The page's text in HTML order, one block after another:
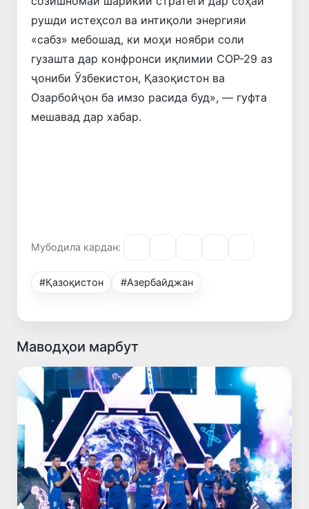
рушди истеҳсол ва интиқоли энергияи
«сабз» мебошад, ки моҳи ноябри соли
гузашта дар конфронси иқлимии COP-29 аз
ҷониби Ӯзбекистон, Қазоқистон ва
Озарбойҷон ба имзо расида буд», — гуфта
мешавад дар хабар.
Мубодила кардан:
#Қазоқистон #Азербайджан
Маводҳои марбут